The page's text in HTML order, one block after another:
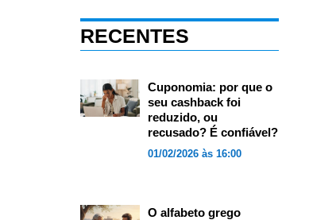
RECENTES
Cuponomia: por que o
seu cashback foi
reduzido, ou
recusado? É confiável?
01/02/2026 às 16:00
O alfabeto grego